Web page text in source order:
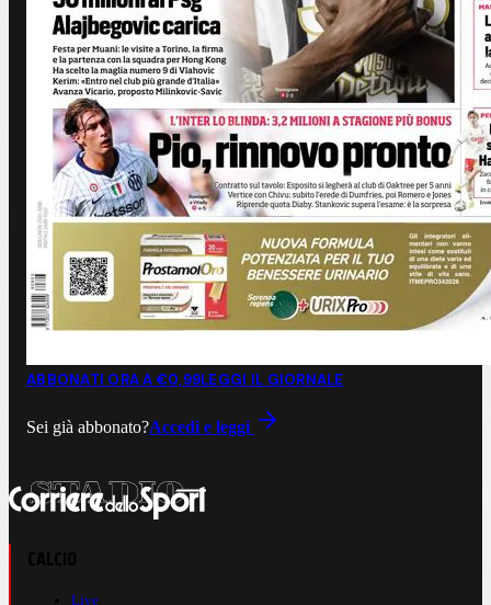
ABBONATI ORA A €0,99LEGGI IL GIORNALE
Sei già abbonato?Accedi e leggi
Live